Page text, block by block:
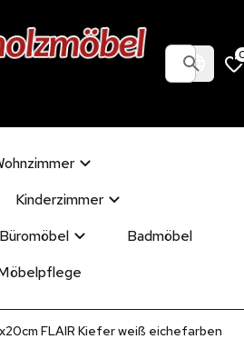
Kinderzimmer
Büromöbel
Badmöbel
FLAIR Kiefer weiß eichefarben